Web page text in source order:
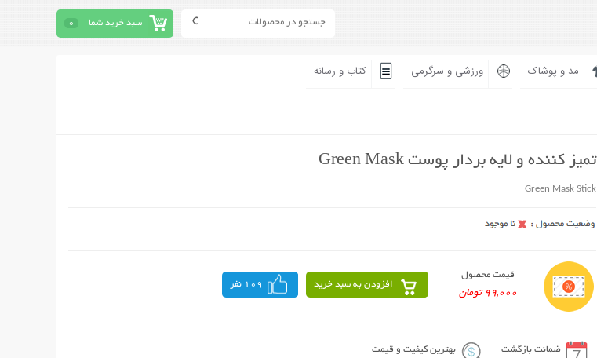
سبد خرید شما 0
مد و پوشاک ورزشی و سرگرمی کتاب و رسانه
تمیز کننده و لایه بردار پوست Green Mask
Green Mask Stick
قیمت محصول
99,000 تومان
افزودن به سبد خرید 109 نفر
ضمانت بازگشت بهترین کیفیت و قیمت